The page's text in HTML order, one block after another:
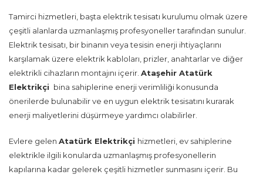
Tamirci hizmetleri, başta elektrik tesisatı kurulumu olmak üzere
çeşitli alanlarda uzmanlaşmış profesyoneller tarafından sunulur.
Elektrik tesisatı, bir binanın veya tesisin enerji ihtiyaçlarını
karşılamak üzere elektrik kabloları, prizler, anahtarlar ve diğer
elektrikli cihazların montajını içerir. Ataşehir Atatürk
Elektrikçi bina sahiplerine enerji verimliliği konusunda
önerilerde bulunabilir ve en uygun elektrik tesisatını kurarak
enerji maliyetlerini düşürmeye yardımcı olabilirler.
Evlere gelen Atatürk Elektrikçi hizmetleri, ev sahiplerine
elektrikle ilgili konularda uzmanlaşmış profesyonellerin
kapılarına kadar gelerek çeşitli hizmetler sunmasını içerir. Bu